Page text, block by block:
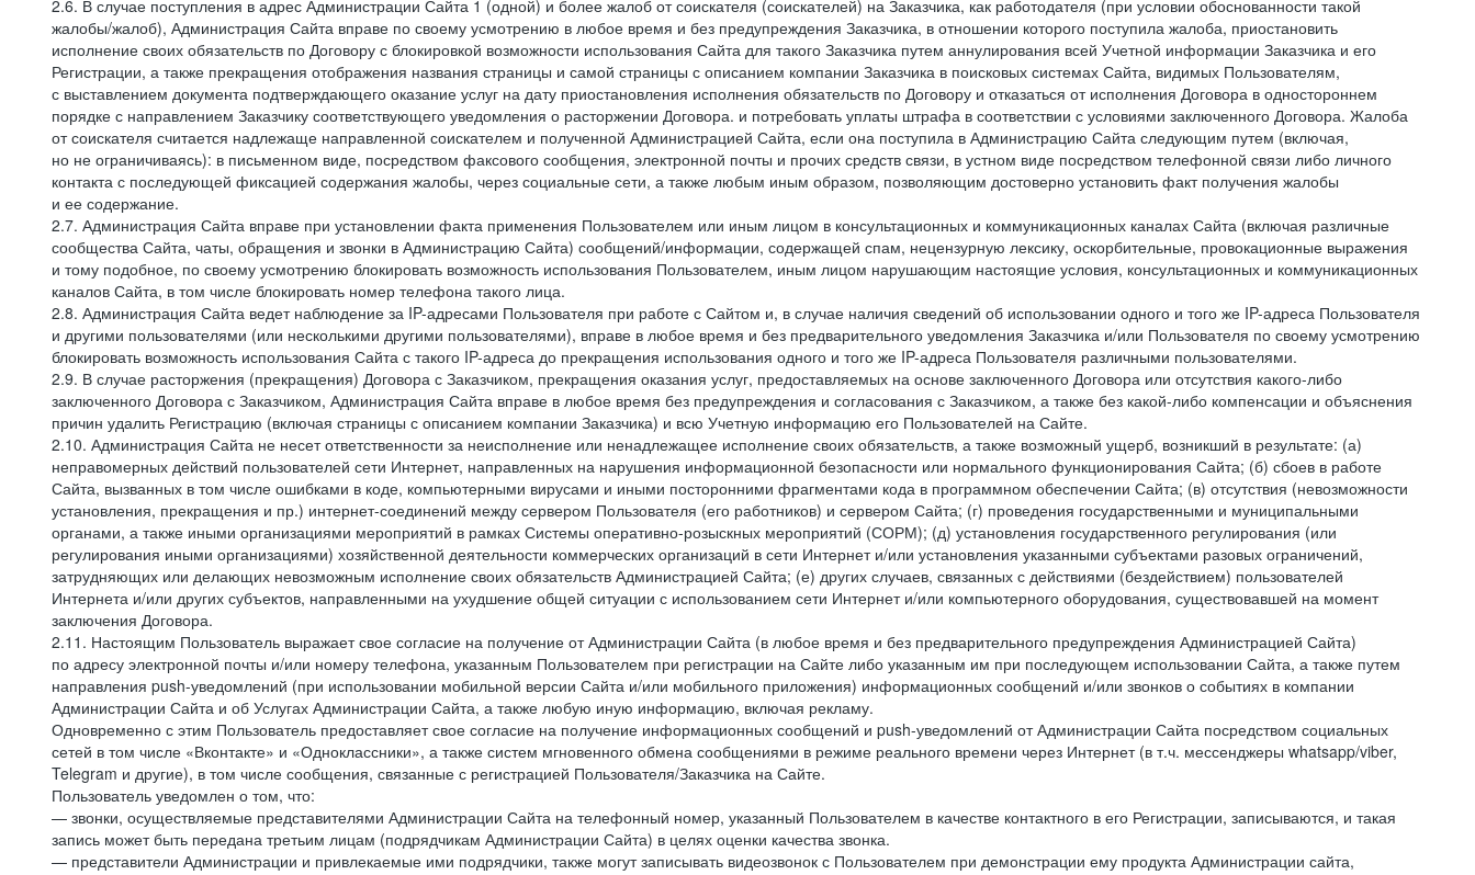
2.6. В случае поступления в адрес Администрации Сайта 1 (одной) и более жалоб от соискателя (соискателей) на Заказчика, как работодателя (при условии обоснованности такой
жалобы/жалоб), Администрация Сайта вправе по своему усмотрению в любое время и без предупреждения Заказчика, в отношении которого поступила жалоба, приостановить
исполнение своих обязательств по Договору с блокировкой возможности использования Сайта для такого Заказчика путем аннулирования всей Учетной информации Заказчика и его
Регистрации, а также прекращения отображения названия страницы и самой страницы с описанием компании Заказчика в поисковых системах Сайта, видимых Пользователям,
с выставлением документа подтверждающего оказание услуг на дату приостановления исполнения обязательств по Договору и отказаться от исполнения Договора в одностороннем
порядке с направлением Заказчику соответствующего уведомления о расторжении Договора. и потребовать уплаты штрафа в соответствии с условиями заключенного Договора. Жалоба
от соискателя считается надлежаще направленной соискателем и полученной Администрацией Сайта, если она поступила в Администрацию Сайта следующим путем (включая,
но не ограничиваясь): в письменном виде, посредством факсового сообщения, электронной почты и прочих средств связи, в устном виде посредством телефонной связи либо личного
контакта с последующей фиксацией содержания жалобы, через социальные сети, а также любым иным образом, позволяющим достоверно установить факт получения жалобы
и ее содержание.
2.7. Администрация Сайта вправе при установлении факта применения Пользователем или иным лицом в консультационных и коммуникационных каналах Сайта (включая различные
сообщества Сайта, чаты, обращения и звонки в Администрацию Сайта) сообщений/информации, содержащей спам, нецензурную лексику, оскорбительные, провокационные выражения
и тому подобное, по своему усмотрению блокировать возможность использования Пользователем, иным лицом нарушающим настоящие условия, консультационных и коммуникационных
каналов Сайта, в том числе блокировать номер телефона такого лица.
2.8. Администрация Сайта ведет наблюдение за IP-адресами Пользователя при работе с Сайтом и, в случае наличия сведений об использовании одного и того же IP-адреса Пользователя
и другими пользователями (или несколькими другими пользователями), вправе в любое время и без предварительного уведомления Заказчика и/или Пользователя по своему усмотрению
блокировать возможность использования Сайта с такого IP-адреса до прекращения использования одного и того же IP-адреса Пользователя различными пользователями.
2.9. В случае расторжения (прекращения) Договора с Заказчиком, прекращения оказания услуг, предоставляемых на основе заключенного Договора или отсутствия какого-либо
заключенного Договора с Заказчиком, Администрация Сайта вправе в любое время без предупреждения и согласования с Заказчиком, а также без какой-либо компенсации и объяснения
причин удалить Регистрацию (включая страницы с описанием компании Заказчика) и всю Учетную информацию его Пользователей на Сайте.
2.10. Администрация Сайта не несет ответственности за неисполнение или ненадлежащее исполнение своих обязательств, а также возможный ущерб, возникший в результате: (а)
неправомерных действий пользователей сети Интернет, направленных на нарушения информационной безопасности или нормального функционирования Сайта; (б) сбоев в работе
Сайта, вызванных в том числе ошибками в коде, компьютерными вирусами и иными посторонними фрагментами кода в программном обеспечении Сайта; (в) отсутствия (невозможности
установления, прекращения и пр.) интернет-соединений между сервером Пользователя (его работников) и сервером Сайта; (г) проведения государственными и муниципальными
органами, а также иными организациями мероприятий в рамках Системы оперативно-розыскных мероприятий (СОРМ); (д) установления государственного регулирования (или
регулирования иными организациями) хозяйственной деятельности коммерческих организаций в сети Интернет и/или установления указанными субъектами разовых ограничений,
затрудняющих или делающих невозможным исполнение своих обязательств Администрацией Сайта; (е) других случаев, связанных с действиями (бездействием) пользователей
Интернета и/или других субъектов, направленными на ухудшение общей ситуации с использованием сети Интернет и/или компьютерного оборудования, существовавшей на момент
заключения Договора.
2.11. Настоящим Пользователь выражает свое согласие на получение от Администрации Сайта (в любое время и без предварительного предупреждения Администрацией Сайта)
по адресу электронной почты и/или номеру телефона, указанным Пользователем при регистрации на Сайте либо указанным им при последующем использовании Сайта, а также путем
направления push-уведомлений (при использовании мобильной версии Сайта и/или мобильного приложения) информационных сообщений и/или звонков о событиях в компании
Администрации Сайта и об Услугах Администрации Сайта, а также любую иную информацию, включая рекламу.
Одновременно с этим Пользователь предоставляет свое согласие на получение информационных сообщений и push-уведомлений от Администрации Сайта посредством социальных
сетей в том числе «Вконтакте» и «Одноклассники», а также систем мгновенного обмена сообщениями в режиме реального времени через Интернет (в т.ч. мессенджеры whatsapp/viber,
Telegram и другие), в том числе сообщения, связанные с регистрацией Пользователя/Заказчика на Сайте.
Пользователь уведомлен о том, что:
— звонки, осуществляемые представителями Администрации Сайта на телефонный номер, указанный Пользователем в качестве контактного в его Регистрации, записываются, и такая
запись может быть передана третьим лицам (подрядчикам Администрации Сайта) в целях оценки качества звонка.
— представители Администрации и привлекаемые ими подрядчики, также могут записывать видеозвонок с Пользователем при демонстрации ему продукта Администрации сайта,